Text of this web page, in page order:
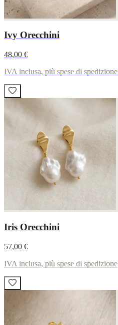
Ivy Orecchini
48,00 €
IVA inclusa, più spese di spedizione
Iris Orecchini
57,00 €
IVA inclusa, più spese di spedizione